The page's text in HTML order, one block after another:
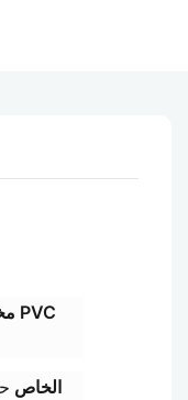
إنتاج OEM الخاص